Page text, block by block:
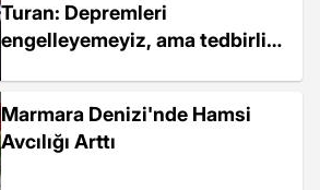
Turan: Depremleri
engelleyemeyiz, ama tedbirli
Marmara Denizi'nde Hamsi
Avcılığı Arttı